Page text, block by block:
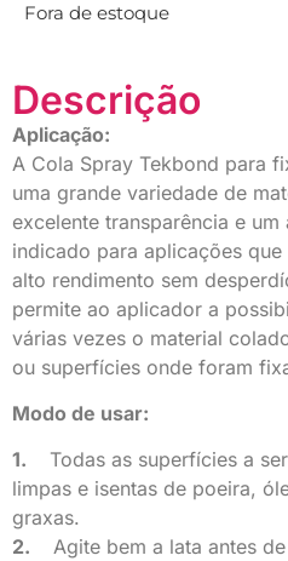
Fora de estoque
Descrição
Aplicação:
A Cola Spray Tekbond para
uma grande variedade de
excelente transparência e
indicado para aplicações
alto rendimento sem
permite ao aplicador a
várias vezes o material
ou superfícies onde foram
Modo de usar:
1.
Todas as superfícies a
limpas e isentas de poeira,
graxas.
2.
Agite bem a lata antes de